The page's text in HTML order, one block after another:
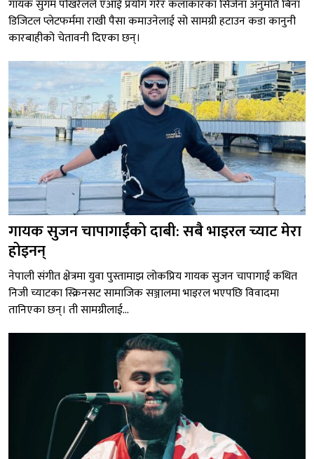
गायक सुगम पोखरेलले एआई प्रयोग गरेर कलाकारका सिर्जना अनुमति बिना
डिजिटल प्लेटफर्ममा राखी पैसा कमाउनेलाई सो सामग्री हटाउन कडा कानुनी
कारबाहीको चेतावनी दिएका छन्।
गायक सुजन चापागाईंको दाबी: सबै भाइरल च्याट मेरा
होइनन्
नेपाली संगीत क्षेत्रमा युवा पुस्तामाझ लोकप्रिय गायक सुजन चापागाईं कथित
निजी च्याटका स्क्रिनसट सामाजिक सञ्जालमा भाइरल भएपछि विवादमा
तानिएका छन्। ती सामग्रीलाई...